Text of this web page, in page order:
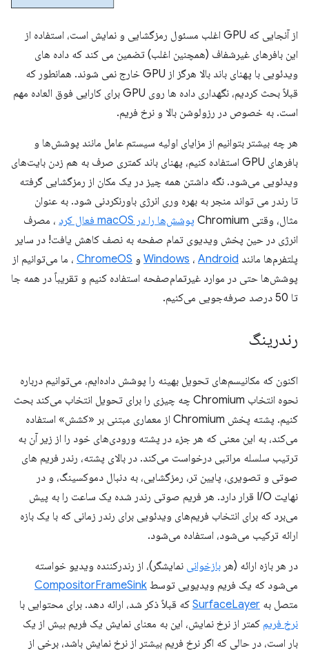
از آنجایی که GPU اغلب مسئول رمزگشایی و نمایش است، استفاده از
این بافرهای غیرشفاف (همچنین اغلب) تضمین می کند که داده های
ویدئویی با پهنای باند بالا هرگز از GPU خارج نمی شوند. همانطور که
قبلاً بحث کردیم، نگهداری داده ها روی GPU برای کارایی فوق العاده مهم
است. به خصوص در رزولوشن بالا و نرخ فریم.
هر چه بیشتر بتوانیم از مزایای اولیه سیستم عامل مانند پوشش‌ها و
بافرهای GPU استفاده کنیم، پهنای باند کمتری صرف به هم زدن بایت‌های
ویدئویی می‌شود. نگه داشتن همه چیز در یک مکان از رمزگشایی گرفته
تا رندر می تواند منجر به بهره وری انرژی باورنکردنی شود. به عنوان
مثال، وقتی Chromium
پوشش‌ها را در macOS فعال کرد
، مصرف
انرژی در حین پخش ویدیوی تمام صفحه به نصف کاهش یافت! در سایر
پلتفرم‌ها مانند
Windows ، Android و ChromeOS ، ما می‌توانیم از
پوشش‌ها حتی در موارد غیرتمام‌صفحه استفاده کنیم و تقریباً در همه جا
تا 50 درصد صرفه‌جویی می‌کنیم.
رندرینگ
اکنون که مکانیسم‌های تحویل بهینه را پوشش داده‌ایم، می‌توانیم درباره
نحوه انتخاب Chromium چه چیزی را برای تحویل انتخاب می‌کند بحث
کنیم. پشته پخش Chromium از معماری مبتنی بر «کشش» استفاده
می‌کند، به این معنی که هر جزء در پشته ورودی‌های خود را از زیر آن به
ترتیب سلسله مراتبی درخواست می‌کند. در بالای پشته، رندر فریم های
صوتی و تصویری، پایین تر، رمزگشایی، به دنبال دموکسینگ، و در
نهایت I/O قرار دارد. هر فریم صوتی رندر شده یک ساعت را به پیش
می‌برد که برای انتخاب فریم‌های ویدئویی برای رندر زمانی که با یک بازه
ارائه ترکیب می‌شود، استفاده می‌شود.
در هر بازه ارائه (هر بازخوانی نمایشگر)، از رندرکننده ویدیو خواسته
می‌شود که یک فریم ویدیویی توسط CompositorFrameSink
متصل به SurfaceLayer که قبلاً ذکر شد، ارائه دهد. برای محتوایی با
نرخ فریم کمتر از نرخ نمایش، این به معنای نمایش یک فریم بیش از یک
بار است، در حالی که اگر نرخ فریم بیشتر از نرخ نمایش باشد، برخی از